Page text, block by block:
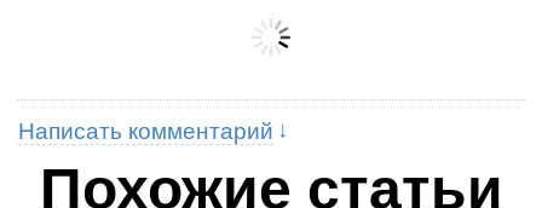
Написать комментарий
Похожие статьи